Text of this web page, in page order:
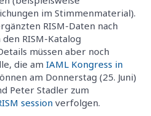
im Stimmenmaterial).
RISM-Daten nach
RISM-Katalog
müssen aber noch
die am IAML Kongress in
am Donnerstag (25. Juni)
Peter Stadler zum
session verfolgen.